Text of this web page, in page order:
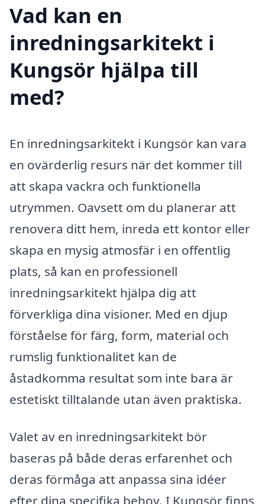
Vad kan en
inredningsarkitekt i
Kungsör hjälpa till
med?
En inredningsarkitekt i Kungsör kan vara
en ovärderlig resurs när det kommer till
att skapa vackra och funktionella
utrymmen. Oavsett om du planerar att
renovera ditt hem, inreda ett kontor eller
skapa en mysig atmosfär i en offentlig
plats, så kan en professionell
inredningsarkitekt hjälpa dig att
förverkliga dina visioner. Med en djup
förståelse för färg, form, material och
rumslig funktionalitet kan de
åstadkomma resultat som inte bara är
estetiskt tilltalande utan även praktiska.
Valet av en inredningsarkitekt bör
baseras på både deras erfarenhet och
deras förmåga att anpassa sina idéer
efter dina specifika behov. I Kungsör finns